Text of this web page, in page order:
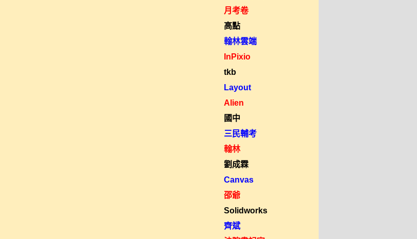
月考卷
高點
翰林雲端
InPixio
tkb
Layout
Alien
國中
三民輔考
翰林
劉成霖
Canvas
邵爺
Solidworks
齊斌